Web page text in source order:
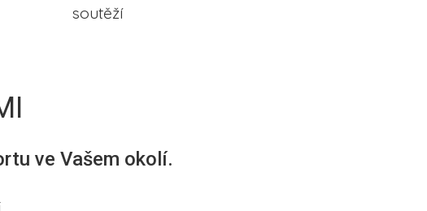
soutěží
ve Vašem okolí.